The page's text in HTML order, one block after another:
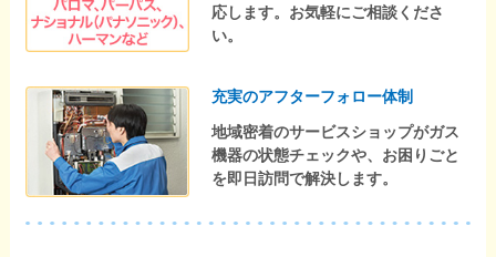
応します。お気軽にご相談くださ
い。
充実のアフターフォロー体制
地域密着のサービスショップがガス
機器の状態チェックや、お困りごと
を即日訪問で解決します。